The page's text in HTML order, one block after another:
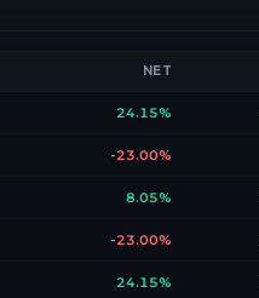
NET
24.15%
-23.00%
8.05%
-23.00%
24.15%